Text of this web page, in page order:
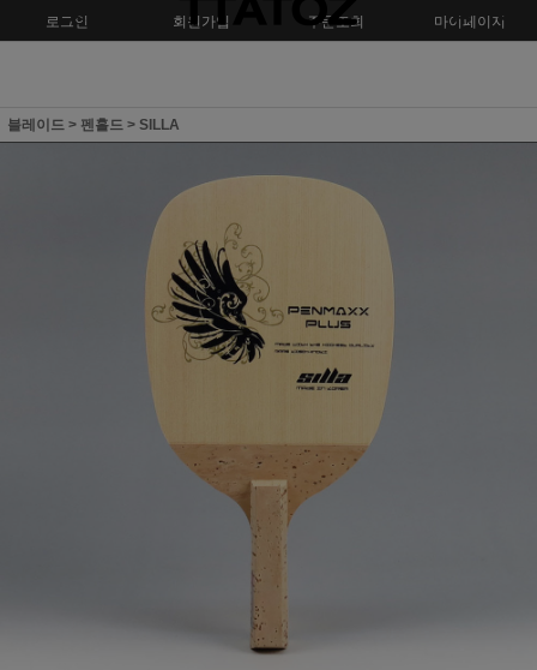
로그인 회원가입 주문조회 마이페이지
블레이드 > 펜홀드 > SILLA